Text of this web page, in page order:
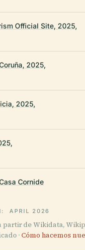
Official Site, 2025,
2025,
2025,
Cornide
APRIL 2026
partir de Wikidata,
· Cómo hacemos